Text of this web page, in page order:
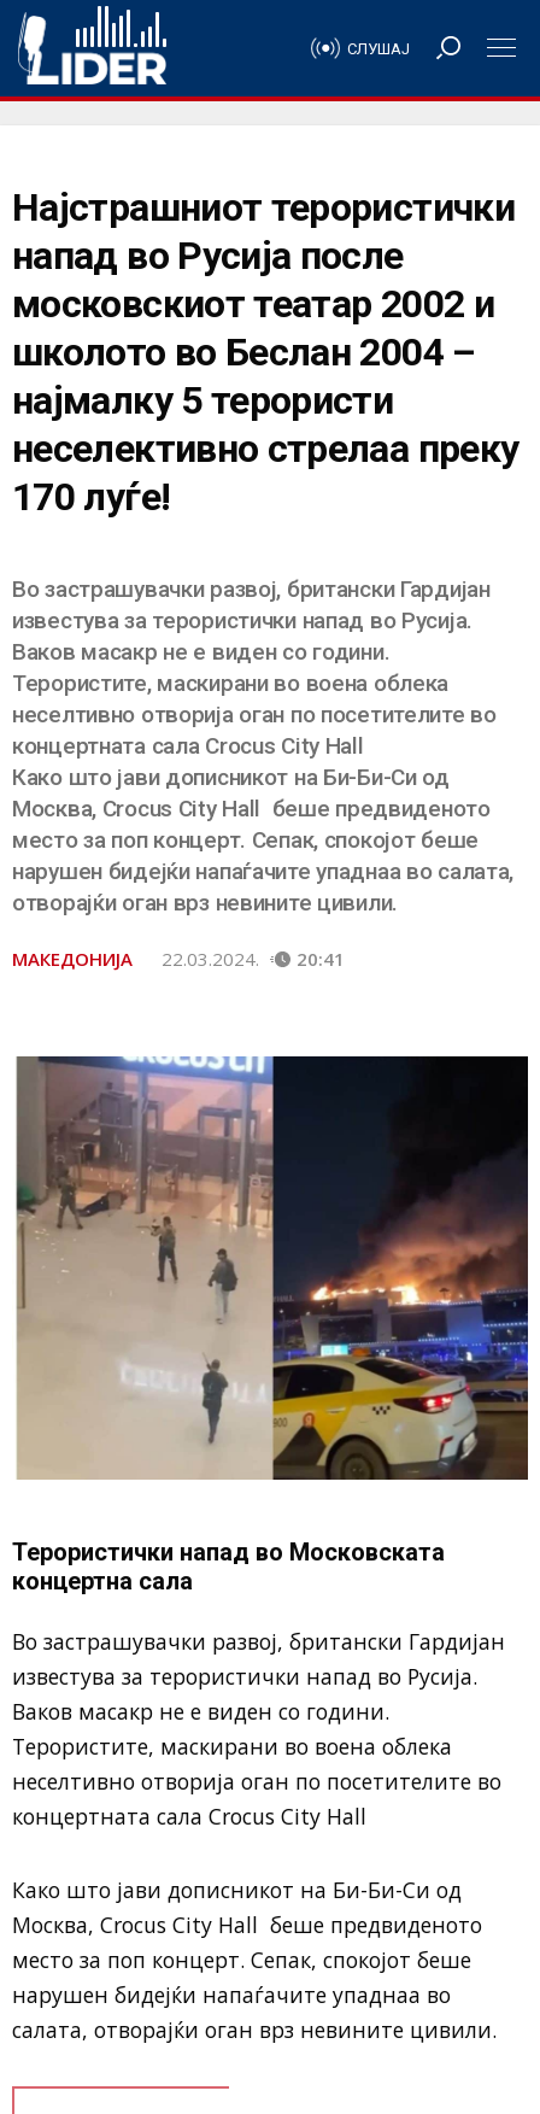
СЛУШАЈ
Најстрашниот терористички
напад во Русија после
московскиот театар 2002 и
школото во Беслан 2004 –
најмалку 5 терористи
неселективно стрелаа преку
170 луѓе!
Во застрашувачки развој, британски Гардијан
известува за терористички напад во Русија.
Ваков масакр не е виден со години.
Терористите, маскирани во воена облека
неселтивно отворија оган по посетителите во
концертната сала Crocus City Hall
Како што јави дописникот на Би-Би-Си од
Москва, Crocus City Hall беше предвиденото
место за поп концерт. Сепак, спокојот беше
нарушен бидејќи напаѓачите упаднаа во салата,
отворајќи оган врз невините цивили.
МАКЕДОНИЈА 22.03.2024. 20:41
Терористички напад во Московската
концертна сала
Во застрашувачки развој, британски Гардијан
известува за терористички напад во Русија.
Ваков масакр не е виден со години.
Терористите, маскирани во воена облека
неселтивно отворија оган по посетителите во
концертната сала Crocus City Hall
Како што јави дописникот на Би-Би-Си од
Москва, Crocus City Hall беше предвиденото
место за поп концерт. Сепак, спокојот беше
нарушен бидејќи напаѓачите упаднаа во
салата, отворајќи оган врз невините цивили.